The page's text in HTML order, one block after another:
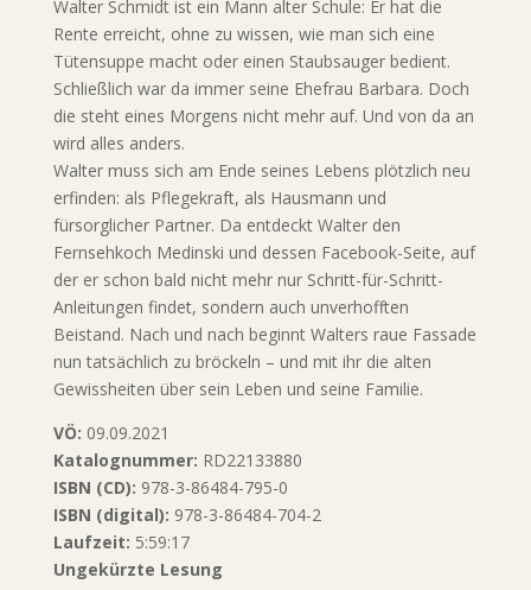
Walter Schmidt ist ein Mann alter Schule: Er hat die
Rente erreicht, ohne zu wissen, wie man sich eine
Tütensuppe macht oder einen Staubsauger bedient.
Schließlich war da immer seine Ehefrau Barbara. Doch
die steht eines Morgens nicht mehr auf. Und von da an
wird alles anders.
Walter muss sich am Ende seines Lebens plötzlich neu
erfinden: als Pflegekraft, als Hausmann und
fürsorglicher Partner. Da entdeckt Walter den
Fernsehkoch Medinski und dessen Facebook-Seite, auf
der er schon bald nicht mehr nur Schritt-für-Schritt-
Anleitungen findet, sondern auch unverhofften
Beistand. Nach und nach beginnt Walters raue Fassade
nun tatsächlich zu bröckeln – und mit ihr die alten
Gewissheiten über sein Leben und seine Familie.
VÖ: 09.09.2021
Katalognummer: RD22133880
ISBN (CD): 978-3-86484-795-0
ISBN (digital): 978-3-86484-704-2
Laufzeit: 5:59:17
Ungekürzte Lesung